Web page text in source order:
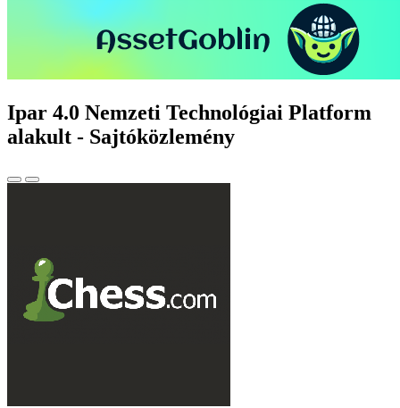
Ipar 4.0 Nemzeti Technológiai Platform
alakult - Sajtóközlemény